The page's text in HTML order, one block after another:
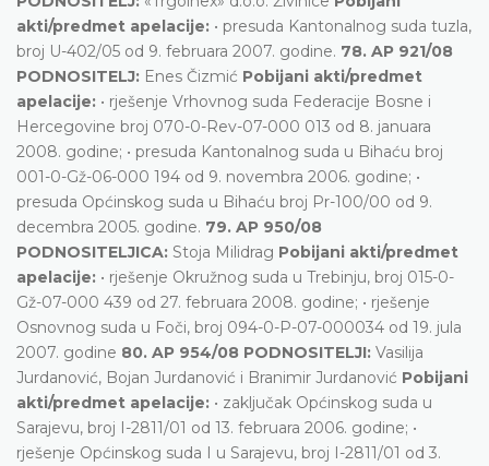
akti/predmet apelacije: • presuda Kantonalnog suda tuzla,
broj U-402/05 od 9. februara 2007. godine. 78. AP 921/08
PODNOSITELJ: Enes Čizmić Pobijani akti/predmet
apelacije: • rješenje Vrhovnog suda Federacije Bosne i
Hercegovine broj 070-0-Rev-07-000 013 od 8. januara
2008. godine; • presuda Kantonalnog suda u Bihaću broj
001-0-Gž-06-000 194 od 9. novembra 2006. godine; •
presuda Općinskog suda u Bihaću broj Pr-100/00 od 9.
decembra 2005. godine. 79. AP 950/08
PODNOSITELJICA: Stoja Milidrag Pobijani akti/predmet
apelacije: • rješenje Okružnog suda u Trebinju, broj 015-0-
Gž-07-000 439 od 27. februara 2008. godine; • rješenje
Osnovnog suda u Foči, broj 094-0-P-07-000034 od 19. jula
2007. godine 80. AP 954/08 PODNOSITELJI: Vasilija
Jurdanović, Bojan Jurdanović i Branimir Jurdanović Pobijani
akti/predmet apelacije: • zaključak Općinskog suda u
Sarajevu, broj I-2811/01 od 13. februara 2006. godine; •
rješenje Općinskog suda I u Sarajevu, broj I-2811/01 od 3.